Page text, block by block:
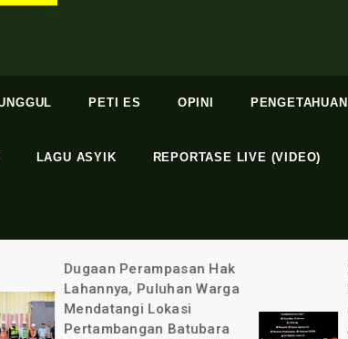
PETI ES OPINI PENGETAHUAN
LAGU ASYIK REPORTASE LIVE (VIDEO)
Minta Bantuan Presiden
Prabowo Subianto, Komisi
III DPR RI, Kapolri, Jaksa
Agung RI Dan Menteri